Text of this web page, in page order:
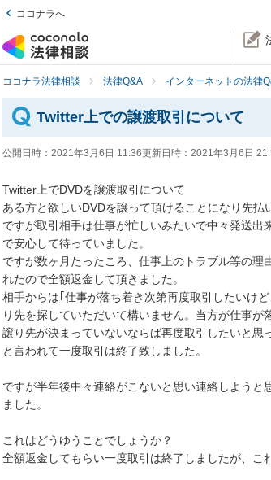
ココナラへ
ココナラ法律相談 法律Q&A インターネットの法律
Twitter上での譲渡取引について
公開日時： 2021年3月6日 11:36更新日時： 2021年3月6日
Twitter上でDVDを譲渡取引について
ある方と欲しいDVDを譲って頂けることになり先払
ですが取引相手は仕事が忙しいみたいで中々発送
で安心して待っていました。
ですが数ヶ月たったころ、仕事上のトラブル等の
れたので全額返金して頂きました。
相手からは｢仕事が落ち着き次第再度取引したいけ
り先を探していただいて構いません。当方が仕事
譲り先が決まっていないならば再度取引したいと思
と言われて一度取引は終了致しました。
ですが半年後中々連絡がこないと思い連絡しよう
ました。
これはどうゆうことでしょうか？
全額返金してもらい一度取引は終了しましたが、こ